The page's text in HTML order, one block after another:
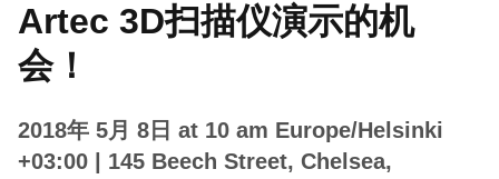
Artec 3D扫描仪演示的机
会！
2018年 5月 8日 at 10 am Europe/Helsinki
+03:00
| 145 Beech Street, Chelsea,